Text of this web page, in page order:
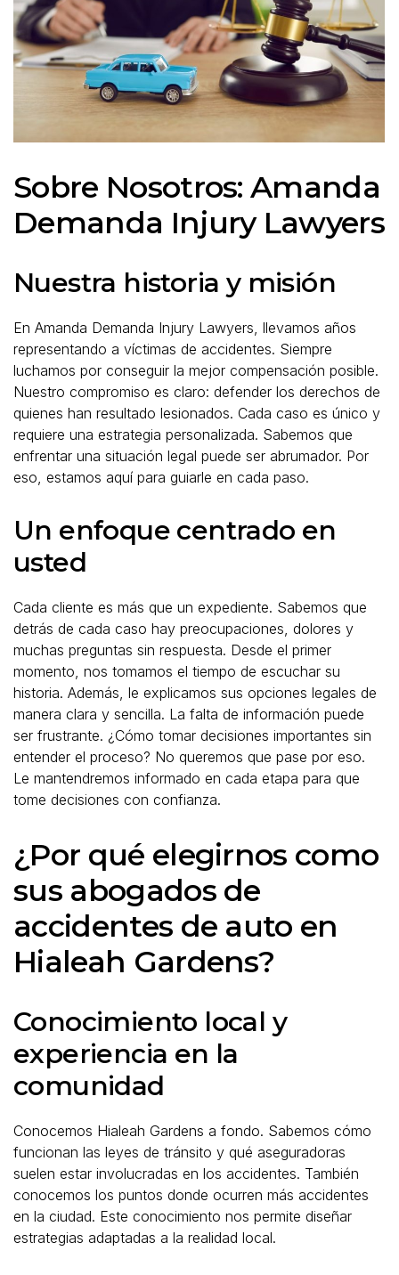
Sobre Nosotros: Amanda
Demanda Injury Lawyers
Nuestra historia y misión
En Amanda Demanda Injury Lawyers, llevamos años
representando a víctimas de accidentes. Siempre
luchamos por conseguir la mejor compensación posible.
Nuestro compromiso es claro: defender los derechos de
quienes han resultado lesionados. Cada caso es único y
requiere una estrategia personalizada. Sabemos que
enfrentar una situación legal puede ser abrumador. Por
eso, estamos aquí para guiarle en cada paso.
Un enfoque centrado en
usted
Cada cliente es más que un expediente. Sabemos que
detrás de cada caso hay preocupaciones, dolores y
muchas preguntas sin respuesta. Desde el primer
momento, nos tomamos el tiempo de escuchar su
historia. Además, le explicamos sus opciones legales de
manera clara y sencilla. La falta de información puede
ser frustrante. ¿Cómo tomar decisiones importantes sin
entender el proceso? No queremos que pase por eso.
Le mantendremos informado en cada etapa para que
tome decisiones con confianza.
¿Por qué elegirnos como
sus abogados de
accidentes de auto en
Hialeah Gardens?
Conocimiento local y
experiencia en la
comunidad
Conocemos Hialeah Gardens a fondo. Sabemos cómo
funcionan las leyes de tránsito y qué aseguradoras
suelen estar involucradas en los accidentes. También
conocemos los puntos donde ocurren más accidentes
en la ciudad. Este conocimiento nos permite diseñar
estrategias adaptadas a la realidad local.